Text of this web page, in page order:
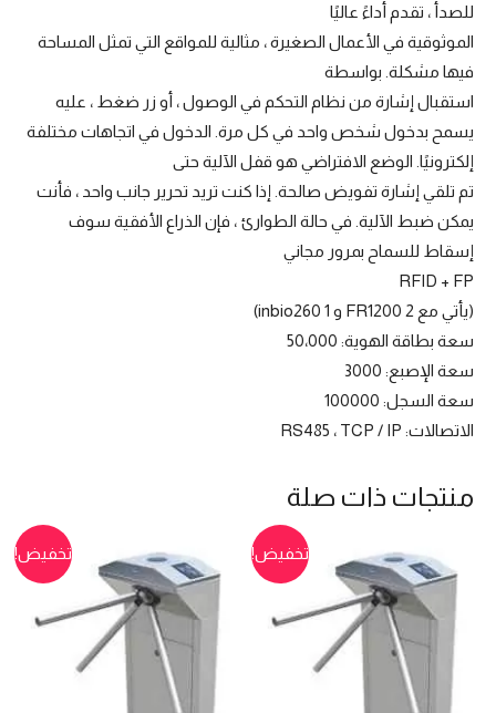
للصدأ ، تقدم أداءً عاليًا
الموثوقية في الأعمال الصغيرة ، مثالية للمواقع التي تمثل المساحة
فيها مشكلة. بواسطة
استقبال إشارة من نظام التحكم في الوصول ، أو زر ضغط ، عليه
يسمح بدخول شخص واحد في كل مرة. الدخول في اتجاهات مختلفة
إلكترونيًا. الوضع الافتراضي هو قفل الآلية حتى
تم تلقي إشارة تفويض صالحة. إذا كنت تريد تحرير جانب واحد ، فأنت
يمكن ضبط الآلية. في حالة الطوارئ ، فإن الذراع الأفقية سوف
إسقاط للسماح بمرور مجاني
RFID + FP
(يأتي مع 2 FR1200 و 1 inbio260)
سعة بطاقة الهوية: 50،000
سعة الإصبع: 3000
سعة السجل: 100000
الاتصالات: RS485 ، TCP / IP
منتجات ذات صلة
تخفيض! تخفيض!